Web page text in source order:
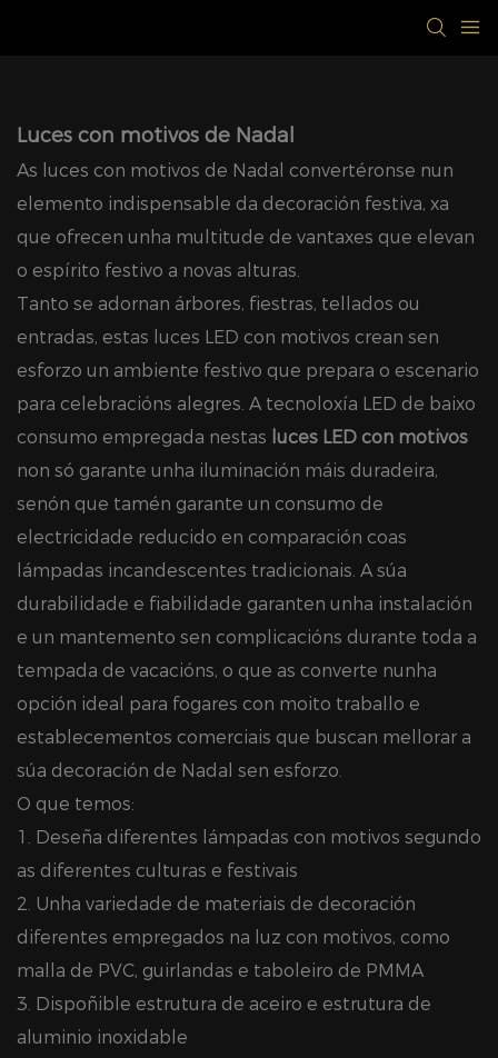
Luces con motivos de Nadal
As luces con motivos de Nadal convertéronse nun
elemento indispensable da decoración festiva, xa
que ofrecen unha multitude de vantaxes que elevan
o espírito festivo a novas alturas.
Tanto se adornan árbores, fiestras, tellados ou
entradas, estas luces LED con motivos crean sen
esforzo un ambiente festivo que prepara o escenario
para celebracións alegres. A tecnoloxía LED de baixo
consumo empregada nestas luces LED con motivos
non só garante unha iluminación máis duradeira,
senón que tamén garante un consumo de
electricidade reducido en comparación coas
lámpadas incandescentes tradicionais. A súa
durabilidade e fiabilidade garanten unha instalación
e un mantemento sen complicacións durante toda a
tempada de vacacións, o que as converte nunha
opción ideal para fogares con moito traballo e
establecementos comerciais que buscan mellorar a
súa decoración de Nadal sen esforzo.
O que temos:
1. Deseña diferentes lámpadas con motivos segundo
as diferentes culturas e festivais
2. Unha variedade de materiais de decoración
diferentes empregados na luz con motivos, como
malla de PVC, guirlandas e taboleiro de PMMA
3. Dispoñible estrutura de aceiro e estrutura de
aluminio inoxidable